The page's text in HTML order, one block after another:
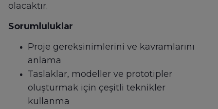
olacaktır.
Sorumluluklar
Proje gereksinimlerini ve kavramlarını
anlama
Taslaklar, modeller ve prototipler
oluşturmak için çeşitli teknikler
kullanma